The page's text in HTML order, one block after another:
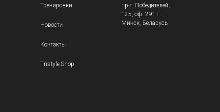
Новости
Tristyle.Shop
Тренировки
Контакты
пр-т. Победителей,
125, оф. 291 г.
Минск, Беларусь